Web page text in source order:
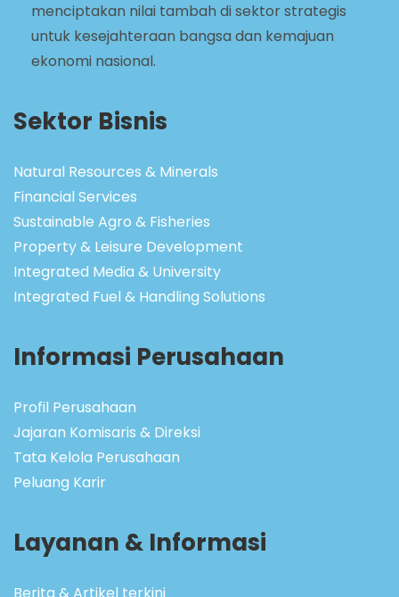
menciptakan nilai tambah di sektor strategis
untuk kesejahteraan bangsa dan kemajuan
ekonomi nasional.
Sektor Bisnis
Natural Resources & Minerals
Financial Services
Sustainable Agro & Fisheries
Property & Leisure Development
Integrated Media & University
Integrated Fuel & Handling Solutions
Informasi Perusahaan
Profil Perusahaan
Jajaran Komisaris & Direksi
Tata Kelola Perusahaan
Peluang Karir
Layanan & Informasi